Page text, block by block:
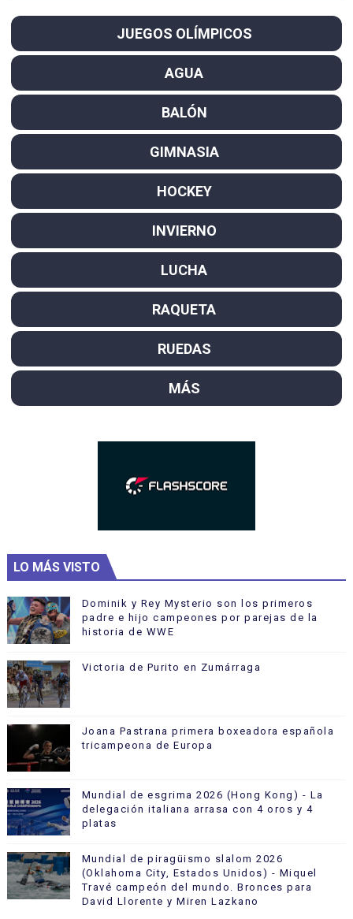
JUEGOS OLÍMPICOS
AGUA
BALÓN
GIMNASIA
HOCKEY
INVIERNO
LUCHA
RAQUETA
RUEDAS
MÁS
LO MÁS VISTO
Dominik y Rey Mysterio son los primeros
padre e hijo campeones por parejas de la
historia de WWE
Victoria de Purito en Zumárraga
Joana Pastrana primera boxeadora española
tricampeona de Europa
Mundial de esgrima 2026 (Hong Kong) - La
delegación italiana arrasa con 4 oros y 4
platas
Mundial de piragüismo slalom 2026
(Oklahoma City, Estados Unidos) - Miquel
Travé campeón del mundo. Bronces para
David Llorente y Miren Lazkano